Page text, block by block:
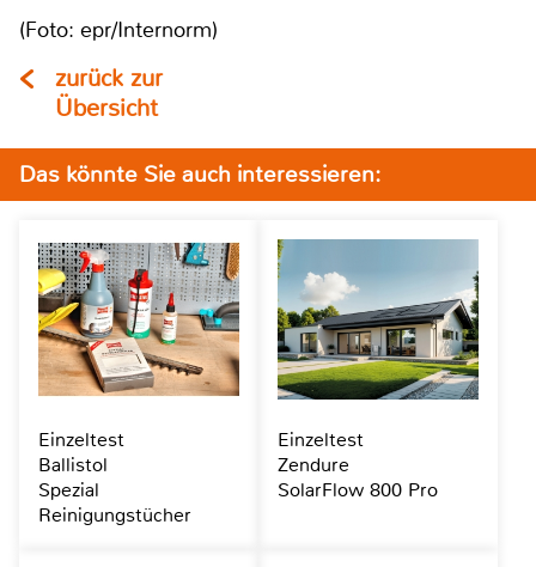
(Foto: epr/Internorm)
zurück zur
Übersicht
Das könnte Sie auch interessieren:
Einzeltest
Ballistol
Spezial
Reinigungstücher
Einzeltest
Zendure
SolarFlow 800 Pro